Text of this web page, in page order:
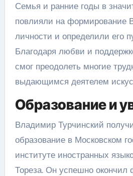
Семья и ранние годы в
повлияли на формирование
личности и определили его
Благодаря любви и
смог преодолеть многие
выдающимся деятелем
Образование и
Владимир Турчинский
образование в Московском
институте иностранных
Тореза. Он успешно окончил